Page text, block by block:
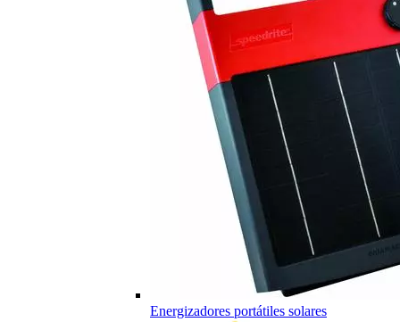
Energizadores portátiles solares